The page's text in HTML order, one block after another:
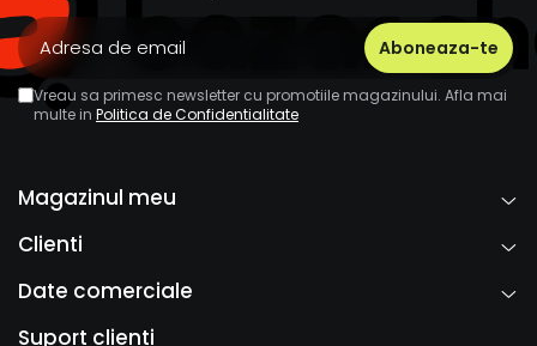
Vreau sa primesc newsletter cu promotiile magazinului. Afla mai
multe in Politica de Confidentialitate
Magazinul meu
Clienti
Date comerciale
Suport clienti